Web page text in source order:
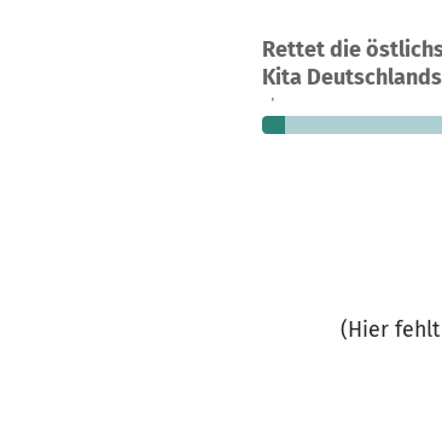
Rettet die
Kita
Ein Projekt in
25 7 %
(Hier